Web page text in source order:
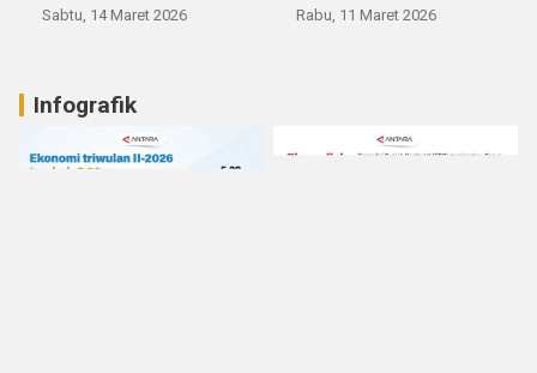
Sabtu, 14 Maret 2026 Rabu, 11 Maret 2026
Infografik